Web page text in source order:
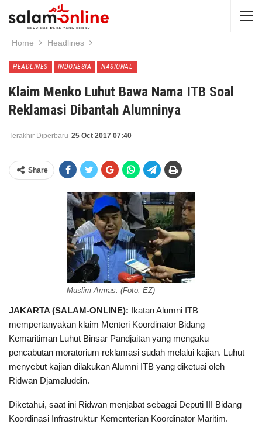
Home Headlines
HEADLINES INDONESIA NASIONAL
Klaim Menko Luhut Bawa Nama ITB Soal
Reklamasi Dibantah Alumninya
Terakhir Diperbaru 25 Oct 2017 07:40
Share
Muslim Armas. (Foto: EZ)
JAKARTA (SALAM-ONLINE): Ikatan Alumni ITB
mempertanyakan klaim Menteri Koordinator Bidang
Kemaritiman Luhut Binsar Pandjaitan yang mengaku
pencabutan moratorium reklamasi sudah melalui kajian. Luhut
menyebut kajian dilakukan Alumni ITB yang diketuai oleh
Ridwan Djamaluddin.
Diketahui, saat ini Ridwan menjabat sebagai Deputi III Bidang
Koordinasi Infrastruktur Kementerian Koordinator Maritim.